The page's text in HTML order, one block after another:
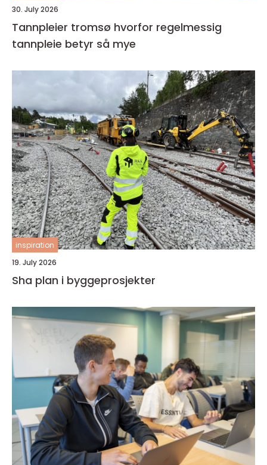
30. July 2026
Tannpleier tromsø hvorfor regelmessig
tannpleie betyr så mye
inspiration
19. July 2026
Sha plan i byggeprosjekter